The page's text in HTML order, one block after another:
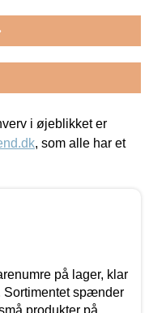
i øjeblikket er
, som alle har et
på lager, klar
Sortimentet spænder
produkter på